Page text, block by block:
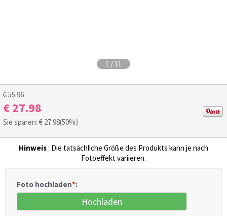
1 / 11
€ 55.96
€ 27.98
Sie sparen: € 27.98(50%)
Hinweis: Die tatsächliche Größe des Produkts kann je nach
Fotoeffekt variieren.
Foto hochladen*:
Hochladen